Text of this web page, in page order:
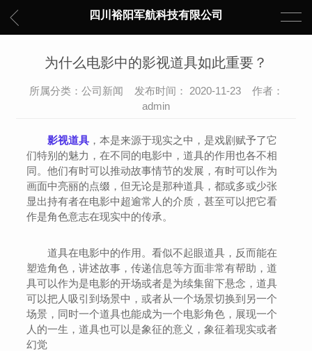
四川裕阳军航科技有限公司
为什么电影中的影视道具如此重要？
所属分类：公司新闻 发布时间： 2020-11-23 作者：
admin
影视道具 ，本是来源于现实之中，是戏剧赋予了它
们特别的魅力，在不同的电影中，道具的作用也各不相
同。他们有时可以推动故事情节的发展，有时可以作为
画面中亮丽的点缀，但无论是那种道具，都或多或少张
显出持有者在电影中超逾常人的介质，甚至可以把它看
作是角色意志在现实中的传承。
道具在电影中的作用。看似不起眼道具，反而能在
塑造角色，讲述故事，传递信息等方面非常有帮助，道
具可以作为是电影的开场或者是为续集留下悬念，道具
可以把人吸引到场景中，或者从一个场景切换到另一个
场景，同时一个道具也能成为一个电影角色，展现一个
人的一生，道具也可以是象征的意义，象征着现实或者
幻觉